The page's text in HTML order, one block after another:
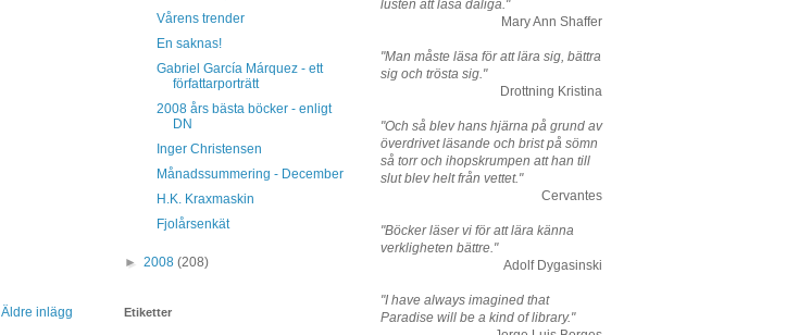
Äldre inlägg
Vårens trender
En saknas!
Gabriel García Márquez - ett
författarporträtt
2008 års bästa böcker - enligt
DN
Inger Christensen
Månadssummering - December
H.K. Kraxmaskin
Fjolårsenkät
► 2008 (208)
Etiketter
lusten att läsa dåliga."
Mary Ann Shaffer
"Man måste läsa för att lära sig, bättra
sig och trösta sig."
Drottning Kristina
"Och så blev hans hjärna på grund av
överdrivet läsande och brist på sömn
så torr och ihopskrumpen att han till
slut blev helt från vettet."
Cervantes
"Böcker läser vi för att lära känna
verkligheten bättre."
Adolf Dygasinski
"I have always imagined that
Paradise will be a kind of library."